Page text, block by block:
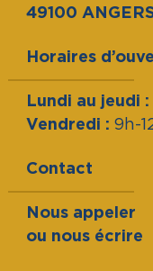
49100
Horaires
Lundi au jeudi :
Vendredi : 9h-
Contact
Nous appeler
ou nous écrire